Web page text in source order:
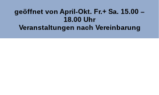
geöffnet von April-Okt. Fr.+ Sa. 15.00 –
18.00 Uhr
Veranstaltungen nach Vereinbarung